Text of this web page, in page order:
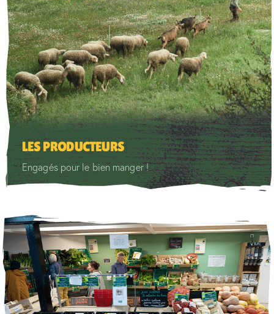
LES PRODUCTEURS
Engagés pour le bien manger !